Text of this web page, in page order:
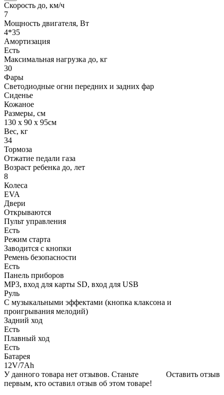
Скорость до, км/ч
7
Мощность двигателя, Вт
4*35
Амортизация
Есть
Максимальная нагрузка до, кг
30
Фары
Светодиодные огни передних и задних фар
Сиденье
Кожаное
Размеры, см
130 x 90 x 95см
Вес, кг
34
Тормоза
Отжатие педали газа
Возраст ребенка до, лет
8
Колеса
EVA
Двери
Открываются
Пульт управления
Есть
Режим старта
Заводится с кнопки
Ремень безопасности
Есть
Панель приборов
MP3, вход для карты SD, вход для USB
Руль
С музыкальными эффектами (кнопка клаксона и
проигрывания мелодий)
Задний ход
Есть
Плавный ход
Есть
Батарея
12V/7Ah
Оставить отзыв
У данного товара нет отзывов. Станьте
первым, кто оставил отзыв об этом товаре!